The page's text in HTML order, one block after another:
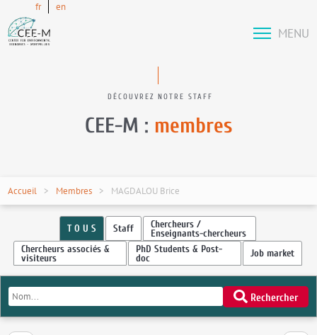
fr en
MENU
DÉCOUVREZ NOTRE STAFF
CEE-M : membres
Accueil Membres MAGDALOU Brice
T O U S Staff Chercheurs /
Enseignants-chercheurs
Chercheurs associés &
visiteurs
PhD Students & Post-
doc Job market
Rechercher